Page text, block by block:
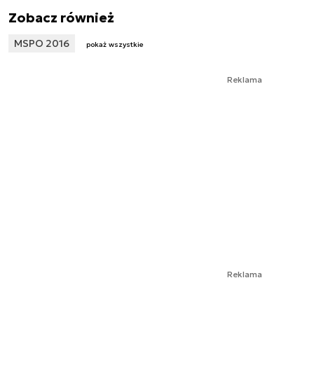
Zobacz również
MSPO 2016 pokaż wszystkie
Reklama
Reklama